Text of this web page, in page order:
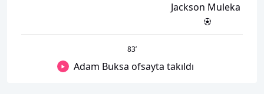
Jackson Muleka
83’
Adam Buksa ofsayta takıldı